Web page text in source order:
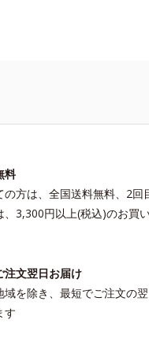
料
の方は、全国送料無料、2回
、3,300円以上(税込)のお買
注文翌日お届け
域を除き、最短でご注文の
す